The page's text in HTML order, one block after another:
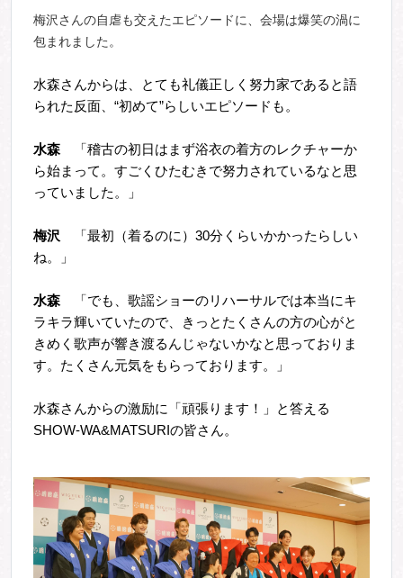
梅沢さんの自虐も交えたエピソードに、会場は爆笑の渦に
包まれました。
水森さんからは、とても礼儀正しく努力家であると語
られた反面、“初めて”らしいエピソードも。
水森
「稽古の初日はまず浴衣の着方のレクチャーか
ら始まって。すごくひたむきで努力されているなと思
っていました。」
梅沢 「最初（着るのに）30分くらいかかったらしい
ね。」
水森 「でも、歌謡ショーのリハーサルでは本当にキ
ラキラ輝いていたので、きっとたくさんの方の心がと
きめく歌声が響き渡るんじゃないかなと思っておりま
す。たくさん元気をもらっております。」
水森さんからの激励に「頑張ります！」と答える
SHOW-WA&MATSURIの皆さん。